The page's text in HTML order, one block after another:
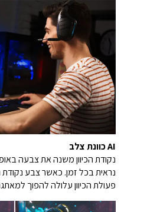
AI כוונת צלב
נקודת הכיוון משנה את צבעה
נראית בכל זמן. כאשר צבע נקודת
פעולת הכיוון עלולה להפוך